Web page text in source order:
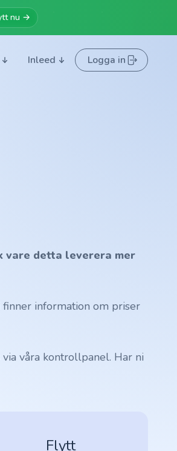
nu →
Inleed Logga in
vare detta leverera mer
information om priser
våra kontrollpanel. Har ni
Flytt